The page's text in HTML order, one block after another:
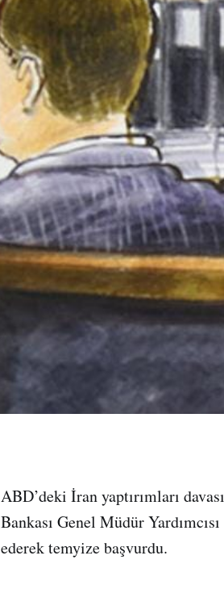
ABD’deki İran yaptırımları
Bankası Genel Müdür
ederek temyize başvurdu.